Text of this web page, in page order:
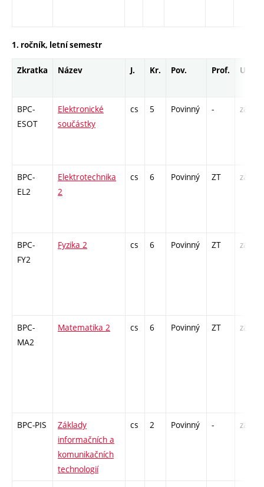
1. ročník, letní semestr
Zkratka Název J. Kr. Pov. Prof. Uk.
BPC-
ESOT
Elektronické
součástky
cs 5 Povinný - zá,zk
BPC-
EL2
Elektrotechnika
2
cs 6 Povinný ZT zá,zk
BPC-
FY2
Fyzika 2 cs 6 Povinný ZT zá,zk
BPC-
MA2
Matematika 2 cs 6 Povinný ZT zá,zk
BPC-PIS
Základy
informačních a
komunikačních
technologií
cs 2 Povinný - zá